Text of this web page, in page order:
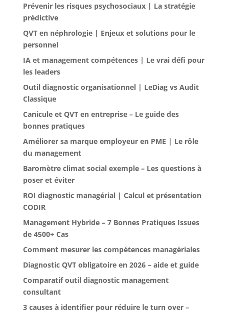
Prévenir les risques psychosociaux | La stratégie
prédictive
QVT en néphrologie | Enjeux et solutions pour le
personnel
IA et management compétences | Le vrai défi pour
les leaders
Outil diagnostic organisationnel | LeDiag vs Audit
Classique
Canicule et QVT en entreprise – Le guide des
bonnes pratiques
Améliorer sa marque employeur en PME | Le rôle
du management
Baromètre climat social exemple – Les questions à
poser et éviter
ROI diagnostic managérial | Calcul et présentation
CODIR
Management Hybride – 7 Bonnes Pratiques Issues
de 4500+ Cas
Comment mesurer les compétences managériales
Diagnostic QVT obligatoire en 2026 – aide et guide
Comparatif outil diagnostic management
consultant
3 causes à identifier pour réduire le turn over –